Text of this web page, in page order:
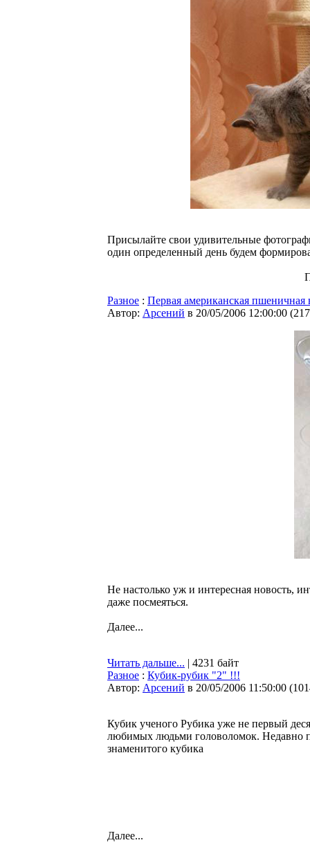
Присылайте свои удивительные
один определенный день будем
Разное : Первая американская
Автор: Арсений в 20/05/2006 12:00:00 (
Не настолько уж и интересная новость,
даже посмеяться.
Далее...
Читать дальше... | 4231 байт
Разное : Кубик-рубик "2" !!!
Автор: Арсений в 20/05/2006 11:50:00 (
Кубик ученого Рубика уже не первый
любимых людьми головоломок. Недавно
знаменитого кубика
Далее...